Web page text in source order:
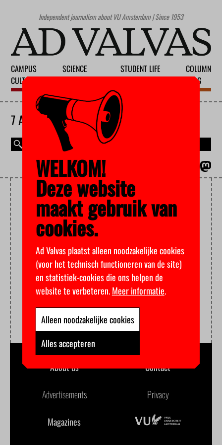
Independent journalism about VU Amsterdam | Since 1953
CAMPUS
CULTURE
SCIENCE
STUDENT LIFE
COLUMN
BLOG
7 AUGUST 2026
MAGAZINE
FVD
About us Contact
Advertisements Privacy
Magazines
WELKOM!
Deze website
maakt gebruik van
cookies.
Ad Valvas plaatst alleen noodzakelijke cookies
(voor het technisch functioneren van de site)
en statistiek-cookies die ons helpen de
website te verbeteren.Meer informatie.
Alleen noodzakelijke cookies
Alles accepteren